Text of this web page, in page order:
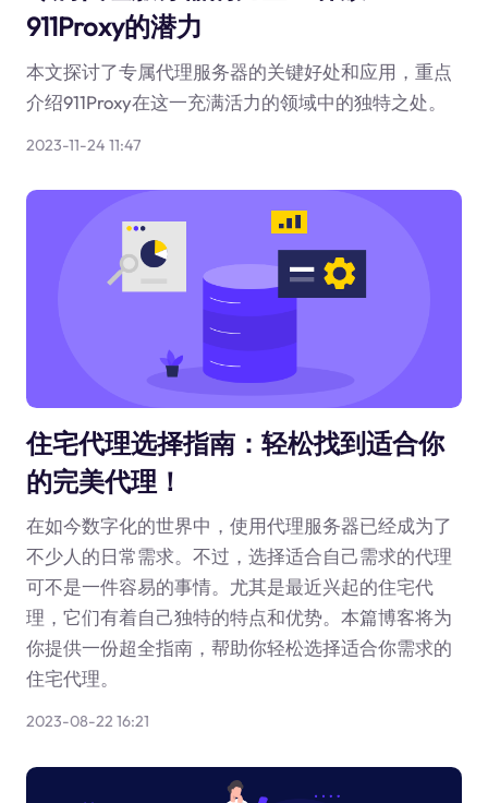
911Proxy的潜力
本文探讨了专属代理服务器的关键好处和应用，重点
介绍911Proxy在这一充满活力的领域中的独特之处。
2023-11-24 11:47
住宅代理选择指南：轻松找到适合你
的完美代理！
在如今数字化的世界中，使用代理服务器已经成为了
不少人的日常需求。不过，选择适合自己需求的代理
可不是一件容易的事情。尤其是最近兴起的住宅代
理，它们有着自己独特的特点和优势。本篇博客将为
你提供一份超全指南，帮助你轻松选择适合你需求的
住宅代理。
2023-08-22 16:21